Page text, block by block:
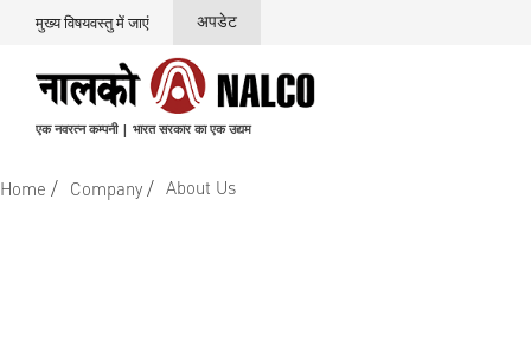
मुख्य विषयवस्तु में जाएं अपडेट
एक नवरत्न कम्पनी | भारत सरकार का एक उद्यम
Home / Company / About Us